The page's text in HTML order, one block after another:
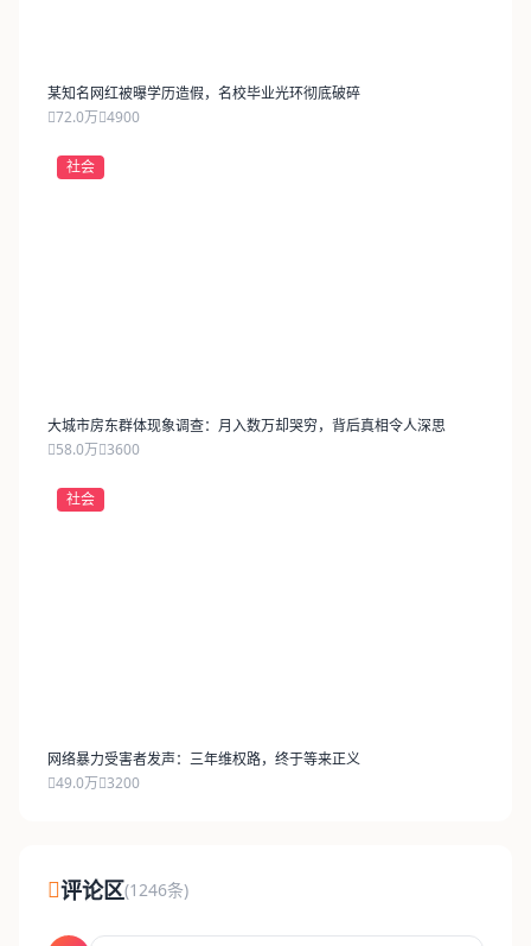
某知名网红被曝学历造假，名校毕业光环彻底破碎
72.0万 4900
社会
大城市房东群体现象调查：月入数万却哭穷，背后真相令人深思
58.0万 3600
社会
网络暴力受害者发声：三年维权路，终于等来正义
49.0万 3200
评论区(1246条)